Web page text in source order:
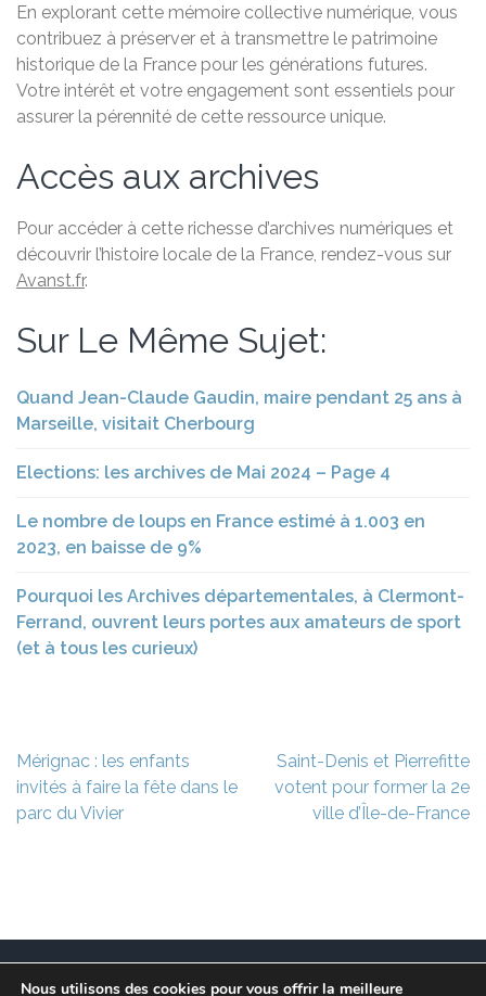
En explorant cette mémoire collective numérique, vous
contribuez à préserver et à transmettre le patrimoine
historique de la France pour les générations futures.
Votre intérêt et votre engagement sont essentiels pour
assurer la pérennité de cette ressource unique.
Accès aux archives
Pour accéder à cette richesse d’archives numériques et
découvrir l’histoire locale de la France, rendez-vous sur
Avanst.fr.
Sur Le Même Sujet:
Quand Jean-Claude Gaudin, maire pendant 25 ans à
Marseille, visitait Cherbourg
Elections: les archives de Mai 2024 – Page 4
Le nombre de loups en France estimé à 1.003 en
2023, en baisse de 9%
Pourquoi les Archives départementales, à Clermont-
Ferrand, ouvrent leurs portes aux amateurs de sport
(et à tous les curieux)
Navigation
de
l’article
Mérignac : les enfants
invités à faire la fête dans le
parc du Vivier
Saint-Denis et Pierrefitte
votent pour former la 2e
ville d’Île-de-France
Ce site est à l’initiative de l’association des Maires
Nous utilisons des cookies pour vous offrir la meilleure